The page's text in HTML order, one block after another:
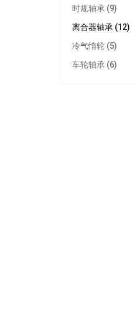
时规轴承 (9)
离合器轴承 (12)
冷气惰轮 (5)
车轮轴承 (6)